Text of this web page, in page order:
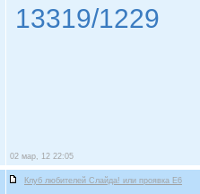
13319/1229
02 мар, 12 22:05
Клуб любителей Слайда! или проявка E6